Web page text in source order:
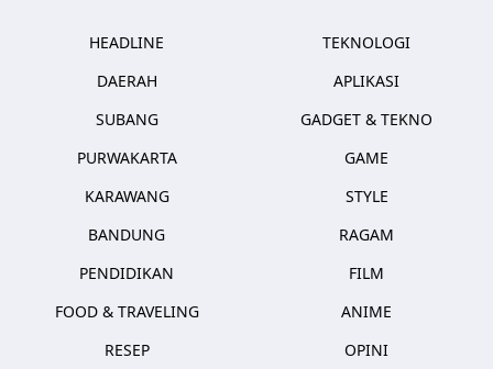
HEADLINE
DAERAH
SUBANG
PURWAKARTA
KARAWANG
BANDUNG
PENDIDIKAN
FOOD & TRAVELING
RESEP
TEKNOLOGI
APLIKASI
GADGET & TEKNO
GAME
STYLE
RAGAM
FILM
ANIME
OPINI